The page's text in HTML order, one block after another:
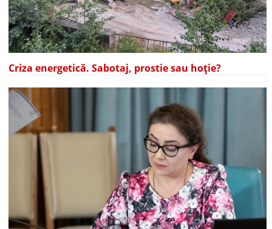
Criza energetică. Sabotaj, prostie sau hoție?